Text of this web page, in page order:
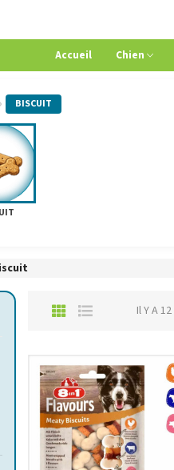
Accueil Chien
› BISCUIT
Il Y A